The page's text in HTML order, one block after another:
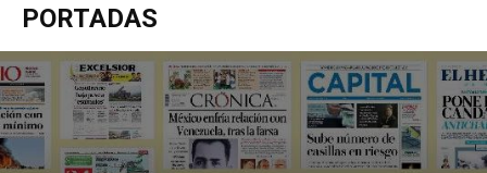
PORTADAS